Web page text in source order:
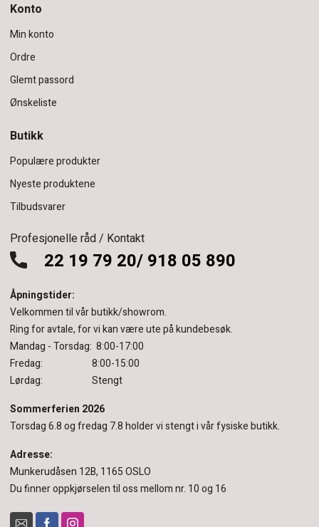
Konto
Min konto
Ordre
Glemt passord
Ønskeliste
Butikk
Populære produkter
Nyeste produktene
Tilbudsvarer
Profesjonelle råd / Kontakt
22 19 79 20/ 918 05 890
Åpningstider:
Velkommen til vår butikk/showrom.
Ring for avtale, for vi kan være ute på kundebesøk.
Mandag - Torsdag: 8:00-17:00
Fredag: 8:00-15:00
Lørdag: Stengt
Sommerferien 2026
Torsdag 6.8 og fredag 7.8 holder vi stengt i vår fysiske butikk.
Adresse:
Munkerudåsen 12B, 1165 OSLO
Du finner oppkjørselen til oss mellom nr. 10 og 16